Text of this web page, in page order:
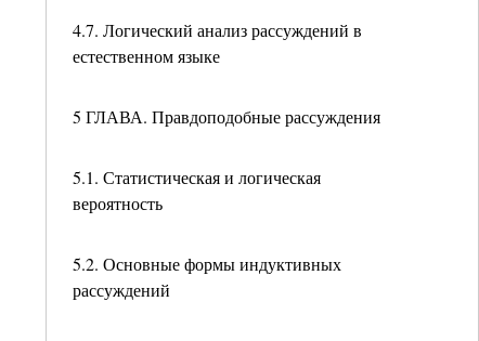
4.7. Логический анализ рассуждений в
естественном языке
5 ГЛАВА. Правдоподобные рассуждения
5.1. Статистическая и логическая
вероятность
5.2. Основные формы индуктивных
рассуждений